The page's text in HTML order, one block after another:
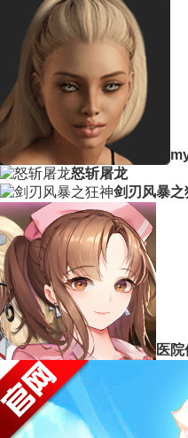
怒斩屠龙
剑刃风暴之
医